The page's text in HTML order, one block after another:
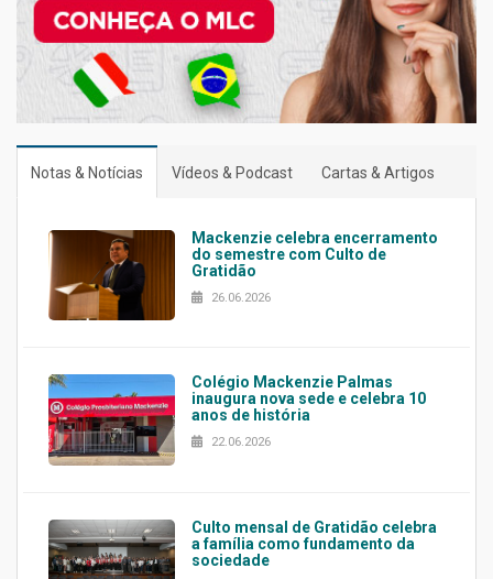
Notas & Notícias Vídeos & Podcast Cartas & Artigos
Mackenzie celebra encerramento
do semestre com Culto de
Gratidão
26.06.2026
Colégio Mackenzie Palmas
inaugura nova sede e celebra 10
anos de história
22.06.2026
Culto mensal de Gratidão celebra
a família como fundamento da
sociedade